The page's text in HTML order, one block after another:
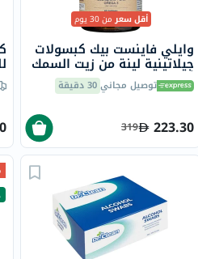
أقل سعرمن 30 يوم
وايلي فاينست بيك كبسولات
جيلاتينية لينة من زيت السمك
أوميغا 3 بتركيز 1000 ملجم
من حمض إيكوسابنتينويك
توصيل مجاني30 دقيقة
223.30
319